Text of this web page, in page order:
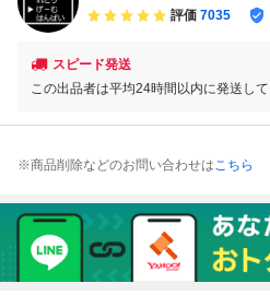
評価 7035
スピード発送
この出品者は平均24時間以内に発送し
※商品削除などのお問い合わせはこちら